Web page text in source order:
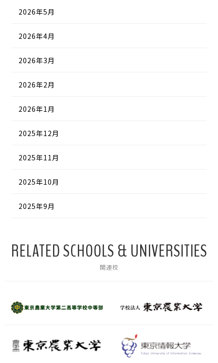
2026年5月
2026年4月
2026年3月
2026年2月
2026年1月
2025年12月
2025年11月
2025年10月
2025年9月
RELATED SCHOOLS & UNIVERSITIES
関連校